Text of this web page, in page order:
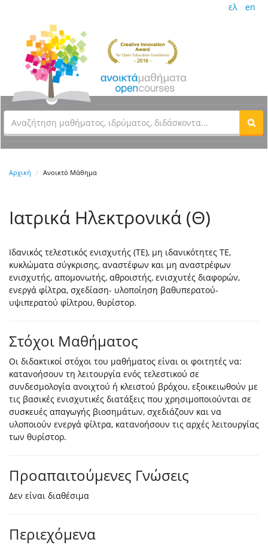
ελ en
Αρχική Ανοικτό Μάθημα
Ιατρικά Ηλεκτρονικά (Θ)
Ιδανικός τελεστικός ενισχυτής (ΤΕ), μη ιδανικότητες ΤΕ,
κυκλώματα σύγκρισης, αναστέφων και μη αναστρέφων
ενισχυτής, απομονωτής, αθροιστής, ενισχυτές διαφορών,
ενεργά φίλτρα, σχεδίαση- υλοποίηση βαθυπερατού-
υψιπερατού φίλτρου, θυρίστορ.
Στόχοι Μαθήματος
Οι διδακτικοί στόχοι του μαθήματος είναι οι φοιτητές να:
κατανοήσουν τη λειτουργία ενός τελεστικού σε
συνδεσμολογία ανοιχτού ή κλειστού βρόχου, εξοικειωθούν με
τις βασικές ενισχυτικές διατάξεις που χρησιμοποιούνται σε
συσκευές απαγωγής βιοσημάτων, σχεδιάζουν και να
υλοποιούν ενεργά φίλτρα, κατανοήσουν τις αρχές λειτουργίας
των θυρίστορ.
Προαπαιτούμενες Γνώσεις
Δεν είναι διαθέσιμα
Περιεχόμενα